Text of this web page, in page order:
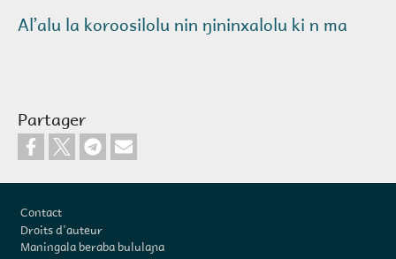
Alʼalu la koroosilolu nin ŋininxalolu ki n ma
Partager
Contact
Droits d'auteur
Maningala beraba bululaɲa